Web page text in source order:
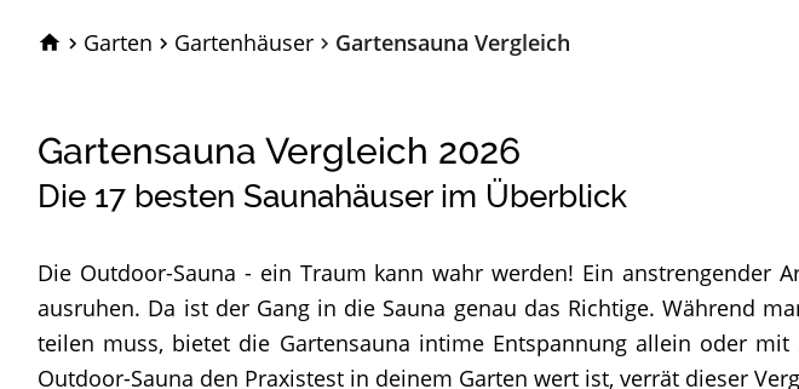
TopRatgeber24.de
Garten Gartenhäuser Gartensauna Vergleich
Gartensauna Vergleich 2026
Die 17 besten Saunahäuser im Überblick
Die Outdoor-Sauna - ein Traum kann wahr werden! Ein
ausruhen. Da ist der Gang in die Sauna genau das Richtige. Während
teilen muss, bietet die Gartensauna intime Entspannung allein oder
Outdoor-Sauna den Pra­xis­test in deinem Gar­ten wert ist, ver­rät dieser